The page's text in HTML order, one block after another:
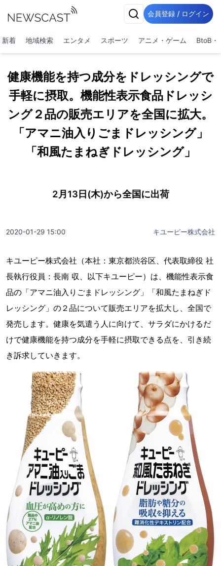
会員登録 / ログイン
新着 地域検索 エンタメ スポーツ アニメ・ゲーム BtoB・
健康機能を持つ成分をドレッシングで
手軽に摂取。機能性表示食品ドレッシ
ング２品の販売エリアを全国に拡大。
「アマニ油入りごまドレッシング」
「和風たまねぎドレッシング」
2月13日(木)から全国に出荷
2020-01-29 15:00 キユーピー株式会社
キユーピー株式会社（本社：東京都渋谷区、代表取締役 社
長執行役員：長南 収、以下キユーピー）は、機能性表示食
品の「アマニ油入りごまドレッシング」「和風たまねぎド
レッシング」の２品について販売エリアを拡大し、全国で
発売します。健康を気遣う人に向けて、サラダにかけるだ
けで健康機能を持つ成分を手軽に摂取できる点を、引き続
き訴求していきます。